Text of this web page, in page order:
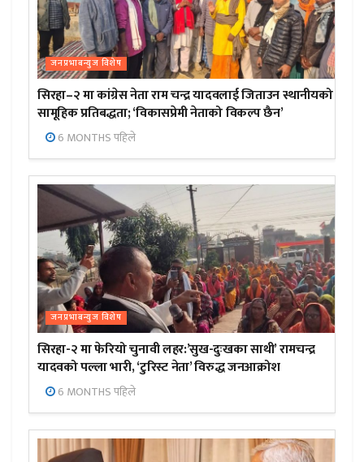
जनप्रभाबन्युज विशेष
सिरहा–२ मा कांग्रेस नेता राम चन्द्र यादवलाई जिताउन स्थानीयको
सामूहिक प्रतिबद्धता; ‘विकासप्रेमी नेताको विकल्प छैन’
6 MONTHS पहिले
जनप्रभाबन्युज विशेष
सिरहा-२ मा फेरियो चुनावी लहर:’सुख-दुःखका साथी’ रामचन्द्र
यादवको पल्ला भारी, ‘टुरिस्ट नेता’ विरुद्ध जनआक्रोश
6 MONTHS पहिले